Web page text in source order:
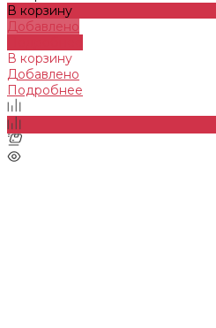
В корзину
Добавлено
В корзину
Добавлено
Подробнее